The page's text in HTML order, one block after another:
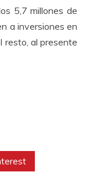
5,7 millones de
a inversiones en
resto, al presente